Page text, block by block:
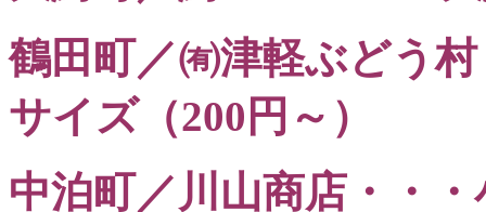
鶴田町／㈲津軽ぶどう
サイズ（200円～）
中泊町／川山商店・・